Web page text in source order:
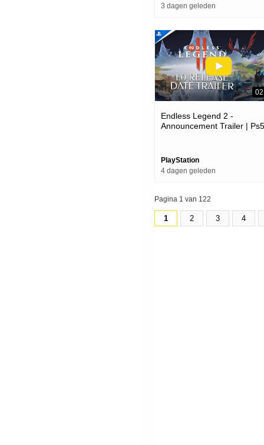
3 dagen geleden
Endless Legend 2 -
Announcement Trailer | Ps5
PlayStation
4 dagen geleden
Pagina 1 van 122
1 2 3 4